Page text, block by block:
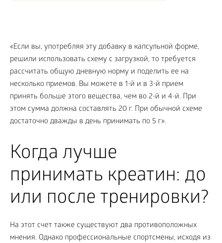
«Если вы, употребляя эту добавку в капсульной форме,
решили использовать схему с загрузкой, то требуется
рассчитать общую дневную норму и поделить ее на
несколько приемов. Вы можете в 1-й и в 3-й прием
принять больше этого вещества, чем во 2-й и 4-й. При
этом сумма должна составлять 20 г. При обычной схеме
достаточно дважды в день принимать по 5 г».
Когда лучше
принимать креатин: до
или после тренировки?
На этот счет также существуют два противоположных
мнения. Однако профессиональные спортсмены, исходя из